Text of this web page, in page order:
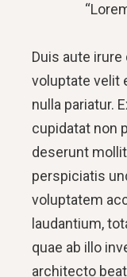
Duis aute
voluptate velit
nulla pariatur.
cupidatat non
deserunt
perspiciatis
voluptatem
laudantium,
quae ab illo
architecto